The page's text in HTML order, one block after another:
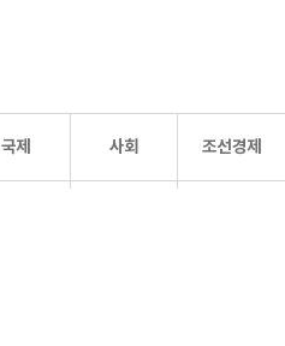
국제 사회 조선경제